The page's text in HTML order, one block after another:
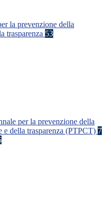
la prevenzione della
trasparenza 53
per la prevenzione della
e della trasparenza (PTPCT) 7